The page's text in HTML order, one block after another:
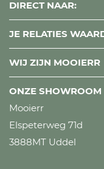
DIRECT NAAR:
JE RELATIES
WIJ ZIJN MOOIERR
ONZE SHOWROOM
Mooierr
Elspeterweg 71d
3888MT Uddel